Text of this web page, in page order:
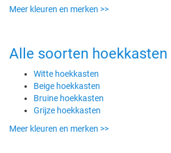
Meer kleuren en merken >>
Alle soorten hoekkasten
Witte hoekkasten
Beige hoekkasten
Bruine hoekkasten
Grijze hoekkasten
Meer kleuren en merken >>